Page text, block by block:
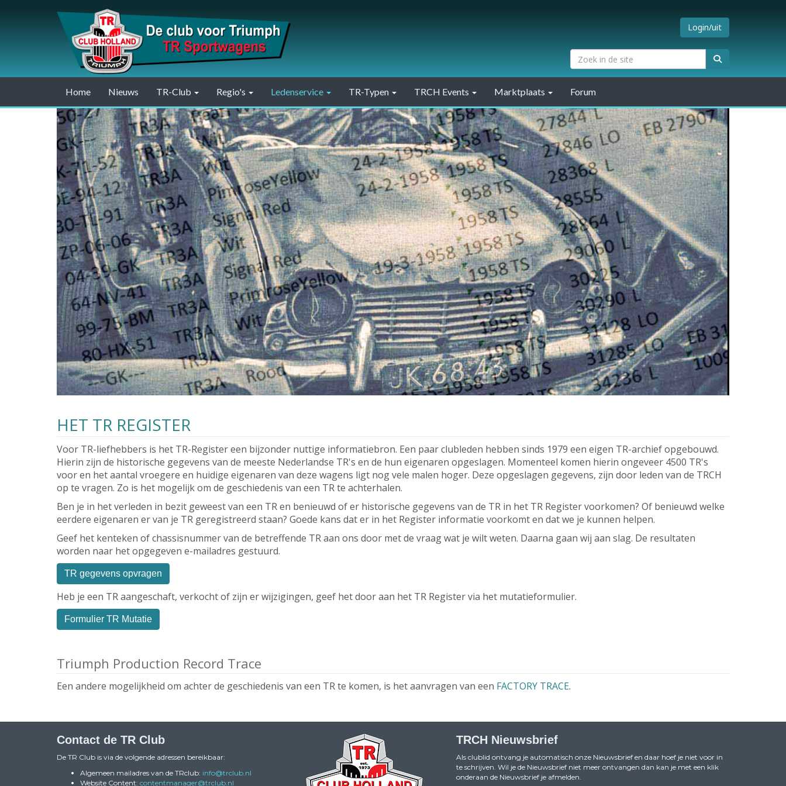
Login/uit
Home Nieuws TR-Club Regio's Ledenservice TR-Typen TRCH Events Marktplaats Forum
HET TR REGISTER
Voor TR-liefhebbers is het TR-Register een bijzonder nuttige informatiebron. Een paar clubleden hebben sinds 1979 een eigen TR-archief opgebouwd.
Hierin zijn de historische gegevens van de meeste Nederlandse TR's en de hun eigenaren opgeslagen. Momenteel komen hierin ongeveer 4500 TR's
voor en het aantal vroegere en huidige eigenaren van deze wagens ligt nog vele malen hoger. Deze opgeslagen gegevens, zijn door leden van de TRCH
op te vragen. Zo is het mogelijk om de geschiedenis van een TR te achterhalen.
Ben je in het verleden in bezit geweest van een TR en benieuwd of er historische gegevens van de TR in het TR Register voorkomen? Of benieuwd welke
eerdere eigenaren er van je TR geregistreerd staan? Goede kans dat er in het Register informatie voorkomt en dat we je kunnen helpen.
Geef het kenteken of chassisnummer van de betreffende TR aan ons door met de vraag wat je wilt weten. Daarna gaan wij aan slag. De resultaten
worden naar het opgegeven e-mailadres gestuurd.
TR gegevens opvragen
Heb je een TR aangeschaft, verkocht of zijn er wijzigingen, geef het door aan het TR Register via het mutatieformulier.
Formulier TR Mutatie
Triumph Production Record Trace
Een andere mogelijkheid om achter de geschiedenis van een TR te komen, is het aanvragen van een FACTORY TRACE.
Contact de TR Club
De TR Club is via de volgende adressen bereikbaar:
Algemeen mailadres van de TRclub: ofni@trclub.nl
Website Content: reganamtnetnoc@trclub.nl
TRCH Nieuwsbrief
Als clublid ontvang je automatisch onze Nieuwsbrief en daar hoef je niet voor in
te schrijven. Wil je de Nieuwsbrief niet meer ontvangen dan kan je met een klik
onderaan de Nieuwsbrief je afmelden.